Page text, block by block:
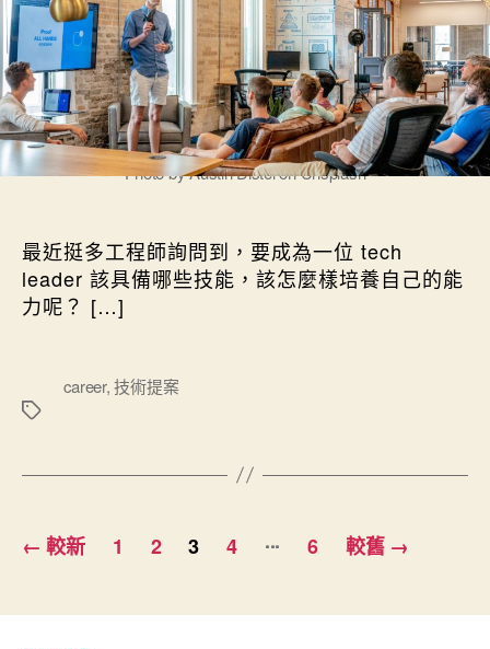
Photo by Austin Distel on Unsplash
最近挺多工程師詢問到，要成為一位 tech
leader 該具備哪些技能，該怎麼樣培養自己的能
力呢？ […]
career,技術提案
文
← 較新 1 2 3 4 ... 6 較舊 →